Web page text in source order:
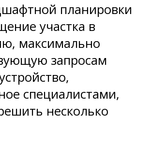
планировки
участка в
максимально
запросам
специалистами,
несколько